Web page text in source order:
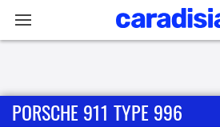
Accueil
PORSCHE 911 TYPE 996